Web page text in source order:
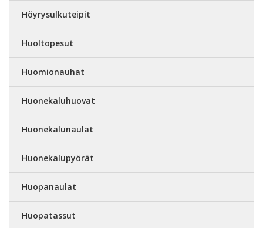
Höyrysulkuteipit
Huoltopesut
Huomionauhat
Huonekaluhuovat
Huonekalunaulat
Huonekalupyörät
Huopanaulat
Huopatassut